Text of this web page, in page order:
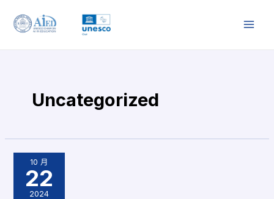
Uncategorized
10 月
22
2024